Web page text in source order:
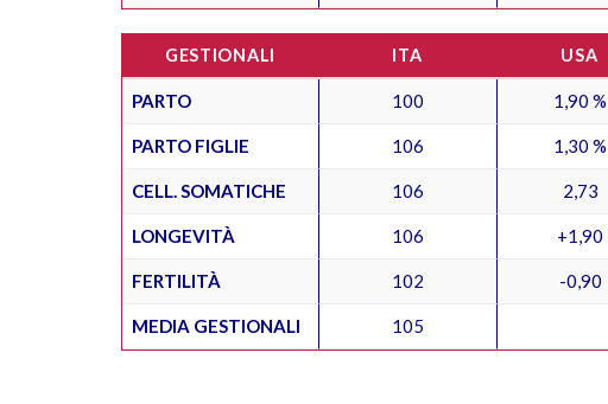
GESTIONALI ITA USA
PARTO 100 1,90 %
PARTO FIGLIE 106 1,30 %
CELL. SOMATICHE 106 2,73
LONGEVITÀ 106 +1,90
FERTILITÀ 102 -0,90
MEDIA GESTIONALI 105